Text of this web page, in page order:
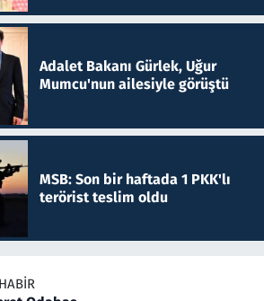
Adalet Bakanı Gürlek, Uğur
Mumcu'nun ailesiyle görüştü
MSB: Son bir haftada 1 PKK'lı
terörist teslim oldu